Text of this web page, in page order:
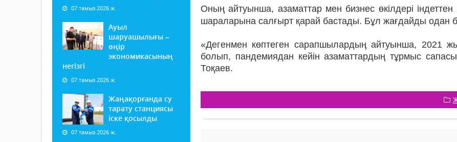
07 тамыз 2026 ж.
Ауыл
шаруашылығы –
өңір
экономикасының
негізгі
07 тамыз 2026 ж.
Жаңақорғанда су
тарату станциясы
іске қосылды
07 тамыз 2026 ж.
Оның айтуынша, азаматтар мен бизнес өкілдері
шараларына салғырт қарай бастады. Бұл жағдайды одан
«Дегенмен көптеген сарапшылардың айтуынша, 2021
болып, пандемиядан кейін азаматтардың тұрмыс
Тоқаев.